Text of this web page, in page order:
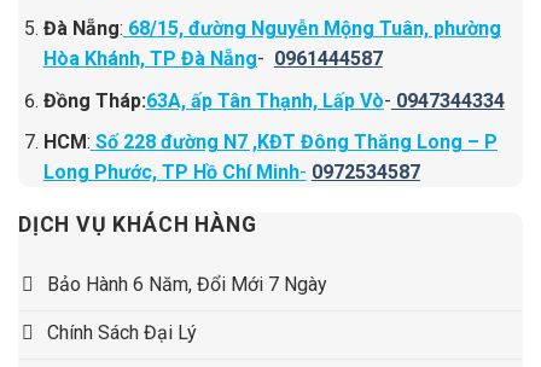
Đà Nẵng: 68/15, đường Nguyễn Mộng Tuân, phường
Hòa Khánh, TP Đà Nẵng- 0961444587
Đồng Tháp:63A, ấp Tân Thạnh, Lấp Vò- 0947344334
HCM: Số 228 đường N7 ,KĐT Đông Thăng Long – P
Long Phước, TP Hồ Chí Minh- 0972534587
DỊCH VỤ KHÁCH HÀNG
Bảo Hành 6 Năm, Đổi Mới 7 Ngày
Chính Sách Đại Lý